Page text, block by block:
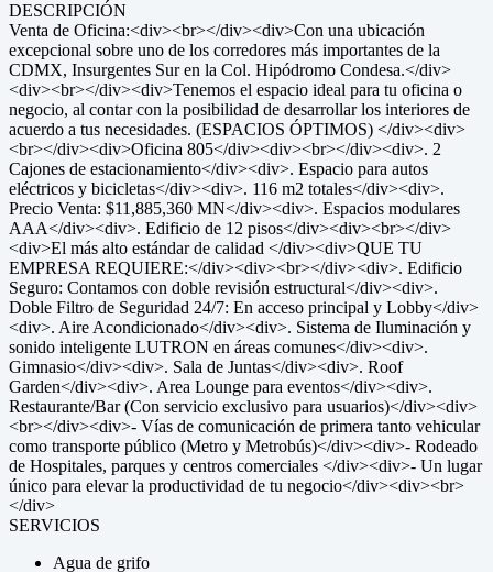
DESCRIPCIÓN
Venta de Oficina:<div><br></div><div>Con una ubicación
excepcional sobre uno de los corredores más importantes de la
CDMX, Insurgentes Sur en la Col. Hipódromo Condesa.</div>
<div><br></div><div>Tenemos el espacio ideal para tu oficina o
negocio, al contar con la posibilidad de desarrollar los interiores de
acuerdo a tus necesidades. (ESPACIOS ÓPTIMOS) </div><div>
<br></div><div>Oficina 805</div><div><br></div><div>. 2
Cajones de estacionamiento</div><div>. Espacio para autos
eléctricos y bicicletas</div><div>. 116 m2 totales</div><div>.
Precio Venta: $11,885,360 MN</div><div>. Espacios modulares
AAA</div><div>. Edificio de 12 pisos</div><div><br></div>
<div>El más alto estándar de calidad </div><div>QUE TU
EMPRESA REQUIERE:</div><div><br></div><div>. Edificio
Seguro: Contamos con doble revisión estructural</div><div>.
Doble Filtro de Seguridad 24/7: En acceso principal y Lobby</div>
<div>. Aire Acondicionado</div><div>. Sistema de Iluminación y
sonido inteligente LUTRON en áreas comunes</div><div>.
Gimnasio</div><div>. Sala de Juntas</div><div>. Roof
Garden</div><div>. Area Lounge para eventos</div><div>.
Restaurante/Bar (Con servicio exclusivo para usuarios)</div><div>
<br></div><div>- Vías de comunicación de primera tanto vehicular
como transporte público (Metro y Metrobús)</div><div>- Rodeado
de Hospitales, parques y centros comerciales </div><div>- Un lugar
único para elevar la productividad de tu negocio</div><div><br>
</div>
SERVICIOS
Agua de grifo